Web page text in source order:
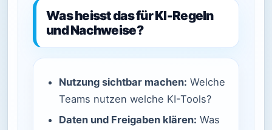
Was heisst das für KI-Regeln
und Nachweise?
Nutzung sichtbar machen: Welche
Teams nutzen welche KI-Tools?
Daten und Freigaben klären: Was